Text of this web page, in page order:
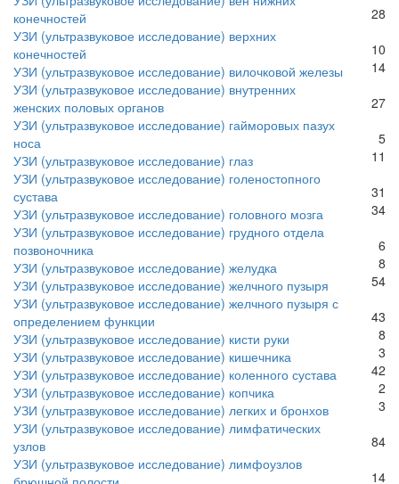
28
конечностей
10
УЗИ (ультразвуковое исследование) верхних
конечностей
14
УЗИ (ультразвуковое исследование) вилочковой железы
27
УЗИ (ультразвуковое исследование) внутренних
женских половых органов
5
УЗИ (ультразвуковое исследование) гайморовых пазух
носа
11
УЗИ (ультразвуковое исследование) глаз
31
УЗИ (ультразвуковое исследование) голеностопного
сустава
34
УЗИ (ультразвуковое исследование) головного мозга
6
УЗИ (ультразвуковое исследование) грудного отдела
позвоночника
8
УЗИ (ультразвуковое исследование) желудка
54
УЗИ (ультразвуковое исследование) желчного пузыря
43
УЗИ (ультразвуковое исследование) желчного пузыря с
определением функции
8
УЗИ (ультразвуковое исследование) кисти руки
3
УЗИ (ультразвуковое исследование) кишечника
42
УЗИ (ультразвуковое исследование) коленного сустава
2
УЗИ (ультразвуковое исследование) копчика
3
УЗИ (ультразвуковое исследование) легких и бронхов
84
УЗИ (ультразвуковое исследование) лимфатических
узлов
14
УЗИ (ультразвуковое исследование) лимфоузлов